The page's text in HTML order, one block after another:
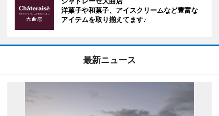
洋菓子や和菓子、アイスクリームなど豊富な
アイテムを取り揃えてます♪
最新ニュース